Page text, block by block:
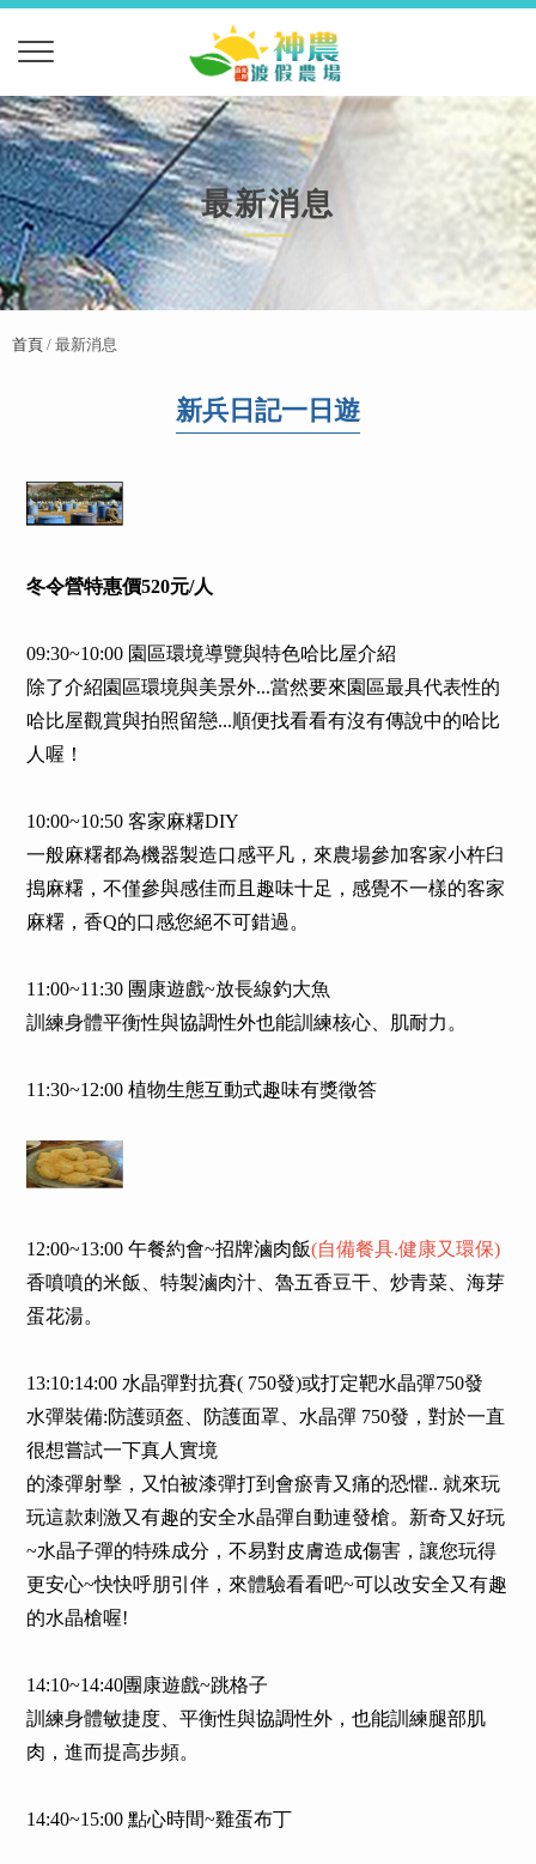
最新消息
首頁 / 最新消息
新兵日記一日遊
冬令營特惠價520元/人
09:30~10:00 園區環境導覽與特色哈比屋介紹
除了介紹園區環境與美景外...當然要來園區最具代表性的
哈比屋觀賞與拍照留戀...順便找看看有沒有傳說中的哈比
人喔！
10:00~10:50 客家麻糬DIY
一般麻糬都為機器製造口感平凡，來農場參加客家小杵臼
搗麻糬，不僅參與感佳而且趣味十足，感覺不一樣的客家
麻糬，香Q的口感您絕不可錯過。
11:00~11:30 團康遊戲~放長線釣大魚
訓練身體平衡性與協調性外也能訓練核心、肌耐力。
11:30~12:00 植物生態互動式趣味有獎徵答
12:00~13:00 午餐約會~招牌滷肉飯(自備餐具.健康又環保)
香噴噴的米飯、特製滷肉汁、魯五香豆干、炒青菜、海芽
蛋花湯。
13:10:14:00 水晶彈對抗賽( 750發)或打定靶水晶彈750發
水彈裝備:防護頭盔、防護面罩、水晶彈 750發，對於一直
很想嘗試一下真人實境
的漆彈射擊，又怕被漆彈打到會瘀青又痛的恐懼.. 就來玩
玩這款刺激又有趣的安全水晶彈自動連發槍。新奇又好玩
~水晶子彈的特殊成分，不易對皮膚造成傷害，讓您玩得
更安心~快快呼朋引伴，來體驗看看吧~可以改安全又有趣
的水晶槍喔!
14:10~14:40團康遊戲~跳格子
訓練身體敏捷度、平衡性與協調性外，也能訓練腿部肌
肉，進而提高步頻。
14:40~15:00 點心時間~雞蛋布丁